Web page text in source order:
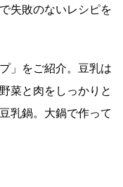
失敗のないレシピを
」をご紹介。豆乳は
菜と肉をしっかりと
乳鍋。大鍋で作って